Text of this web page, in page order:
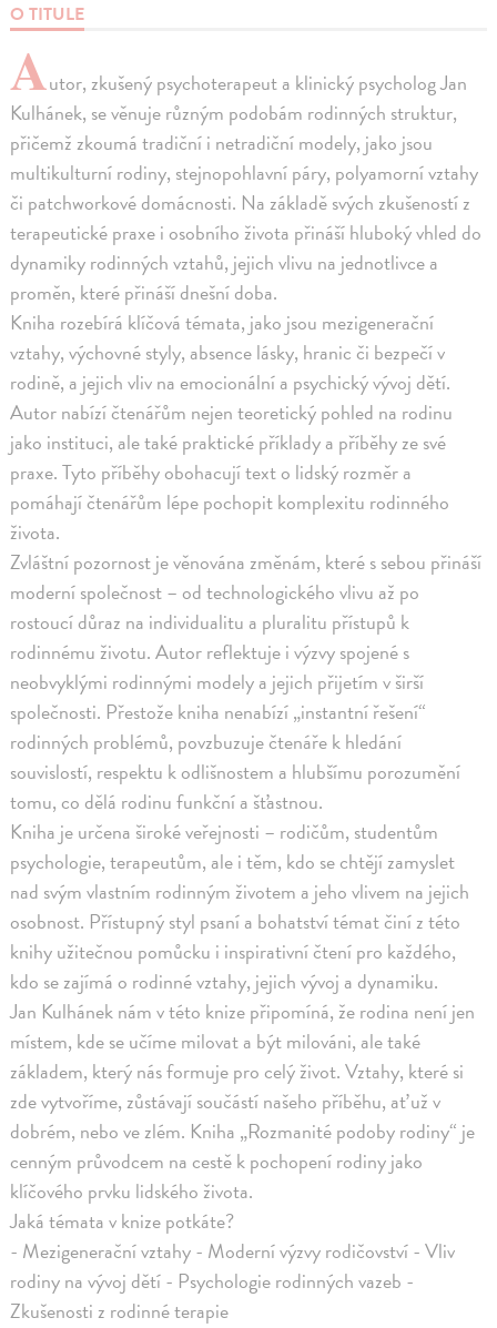
O TITULE
Autor, zkušený psychoterapeut a klinický psycholog Jan
Kulhánek, se věnuje různým podobám rodinných struktur,
přičemž zkoumá tradiční i netradiční modely, jako jsou
multikulturní rodiny, stejnopohlavní páry, polyamorní vztahy
či patchworkové domácnosti. Na základě svých zkušeností z
terapeutické praxe i osobního života přináší hluboký vhled do
dynamiky rodinných vztahů, jejich vlivu na jednotlivce a
proměn, které přináší dnešní doba.
Kniha rozebírá klíčová témata, jako jsou mezigenerační
vztahy, výchovné styly, absence lásky, hranic či bezpečí v
rodině, a jejich vliv na emocionální a psychický vývoj dětí.
Autor nabízí čtenářům nejen teoretický pohled na rodinu
jako instituci, ale také praktické příklady a příběhy ze své
praxe. Tyto příběhy obohacují text o lidský rozměr a
pomáhají čtenářům lépe pochopit komplexitu rodinného
života.
Zvláštní pozornost je věnována změnám, které s sebou přináší
moderní společnost – od technologického vlivu až po
rostoucí důraz na individualitu a pluralitu přístupů k
rodinnému životu. Autor reflektuje i výzvy spojené s
neobvyklými rodinnými modely a jejich přijetím v širší
společnosti. Přestože kniha nenabízí „instantní řešení“
rodinných problémů, povzbuzuje čtenáře k hledání
souvislostí, respektu k odlišnostem a hlubšímu porozumění
tomu, co dělá rodinu funkční a šťastnou.
Kniha je určena široké veřejnosti – rodičům, studentům
psychologie, terapeutům, ale i těm, kdo se chtějí zamyslet
nad svým vlastním rodinným životem a jeho vlivem na jejich
osobnost. Přístupný styl psaní a bohatství témat činí z této
knihy užitečnou pomůcku i inspirativní čtení pro každého,
kdo se zajímá o rodinné vztahy, jejich vývoj a dynamiku.
Jan Kulhánek nám v této knize připomíná, že rodina není jen
místem, kde se učíme milovat a být milováni, ale také
základem, který nás formuje pro celý život. Vztahy, které si
zde vytvoříme, zůstávají součástí našeho příběhu, ať už v
dobrém, nebo ve zlém. Kniha „Rozmanité podoby rodiny“ je
cenným průvodcem na cestě k pochopení rodiny jako
klíčového prvku lidského života.
Jaká témata v knize potkáte?
- Mezigenerační vztahy - Moderní výzvy rodičovství - Vliv
rodiny na vývoj dětí - Psychologie rodinných vazeb -
Zkušenosti z rodinné terapie